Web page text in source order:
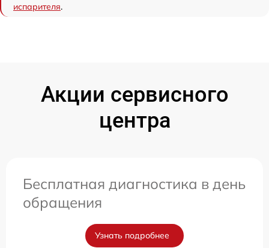
испарителя.
Акции сервисного
центра
Бесплатная диагностика в день
обращения
Узнать подробнее